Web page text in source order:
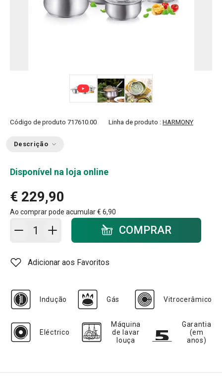
Código de produto 717610.00 Linha de produto : HARMONY
Descrição
Disponível na loja online
€ 229,90
Ao comprar pode acumular€ 6,90
Adicionar ao carrinho - quantidadeCOMPRAR
Adicionar aos Favoritos
Indução Gás Vitrocerâmico
Eléctrico
Máquina
de lavar
louça
Garantia
(em
anos)